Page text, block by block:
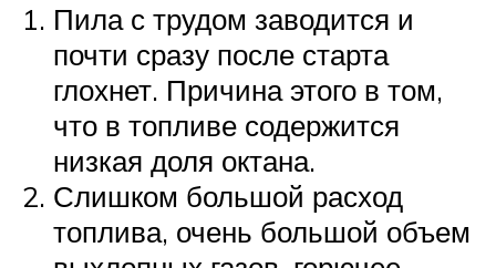
Пила с трудом заводится и
почти сразу после старта
глохнет. Причина этого в том,
что в топливе содержится
низкая доля октана.
Слишком большой расход
топлива, очень большой объем